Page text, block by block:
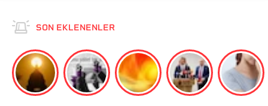
SON EKLENENLER